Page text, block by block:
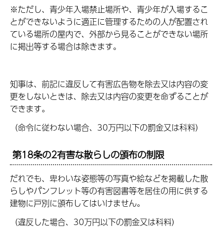
※ただし、青少年入場禁止場所や、青少年が入場するこ
とができないように適正に管理するための人が配置され
ている場所の屋内で、外部から見ることができない場所
に掲出等する場合は除きます。
知事は、前記に違反して有害広告物を除去又は内容の変
更をしないときは、除去又は内容の変更を命ずることが
できます。
（命令に従わない場合、30万円以下の罰金又は科料）
第18条の2有害な散らしの頒布の制限
だれでも、卑わいな姿態等の写真や絵などを掲載した散
らしやパンフレット等の有害図書等を居住の用に供する
建物に戸別に頒布してはいけません。
（違反した場合、30万円以下の罰金又は科料）